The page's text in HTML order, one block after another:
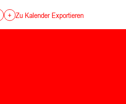
+ Zu Kalender Exportieren